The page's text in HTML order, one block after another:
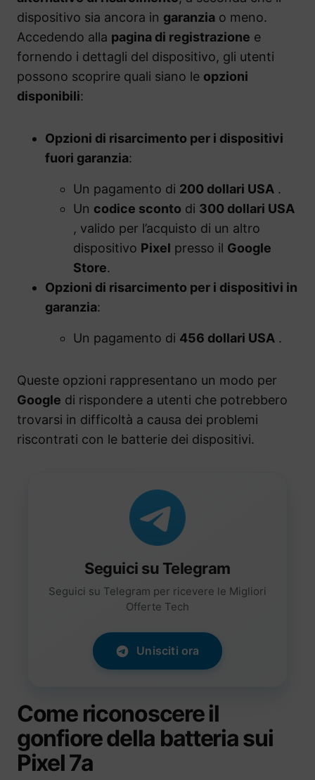
dispositivo sia ancora in garanzia o meno.
Accedendo alla pagina di registrazione e
fornendo i dettagli del dispositivo, gli utenti
possono scoprire quali siano le opzioni
disponibili:
Opzioni di risarcimento per i dispositivi
fuori garanzia:
Un pagamento di 200 dollari USA .
Un codice sconto di 300 dollari USA
, valido per l’acquisto di un altro
dispositivo Pixel presso il Google
Store.
Opzioni di risarcimento per i dispositivi in
garanzia:
Un pagamento di 456 dollari USA .
Queste opzioni rappresentano un modo per
Google di rispondere a utenti che potrebbero
trovarsi in difficoltà a causa dei problemi
riscontrati con le batterie dei dispositivi.
Seguici su Telegram
Seguici su Telegram per ricevere le Migliori
Offerte Tech
Unisciti ora
Come riconoscere il
gonfiore della batteria sui
Pixel 7a